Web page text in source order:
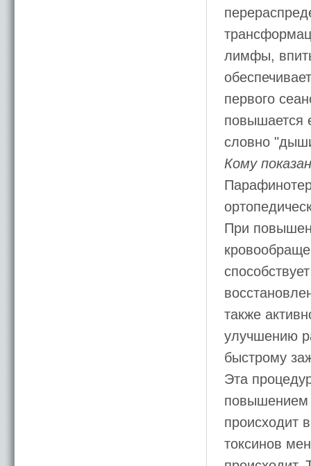
лимфы,
первого
повышается
словно
Кому
При
также
улучшению
быстрому
Эта
повышением
происходит
токсинов